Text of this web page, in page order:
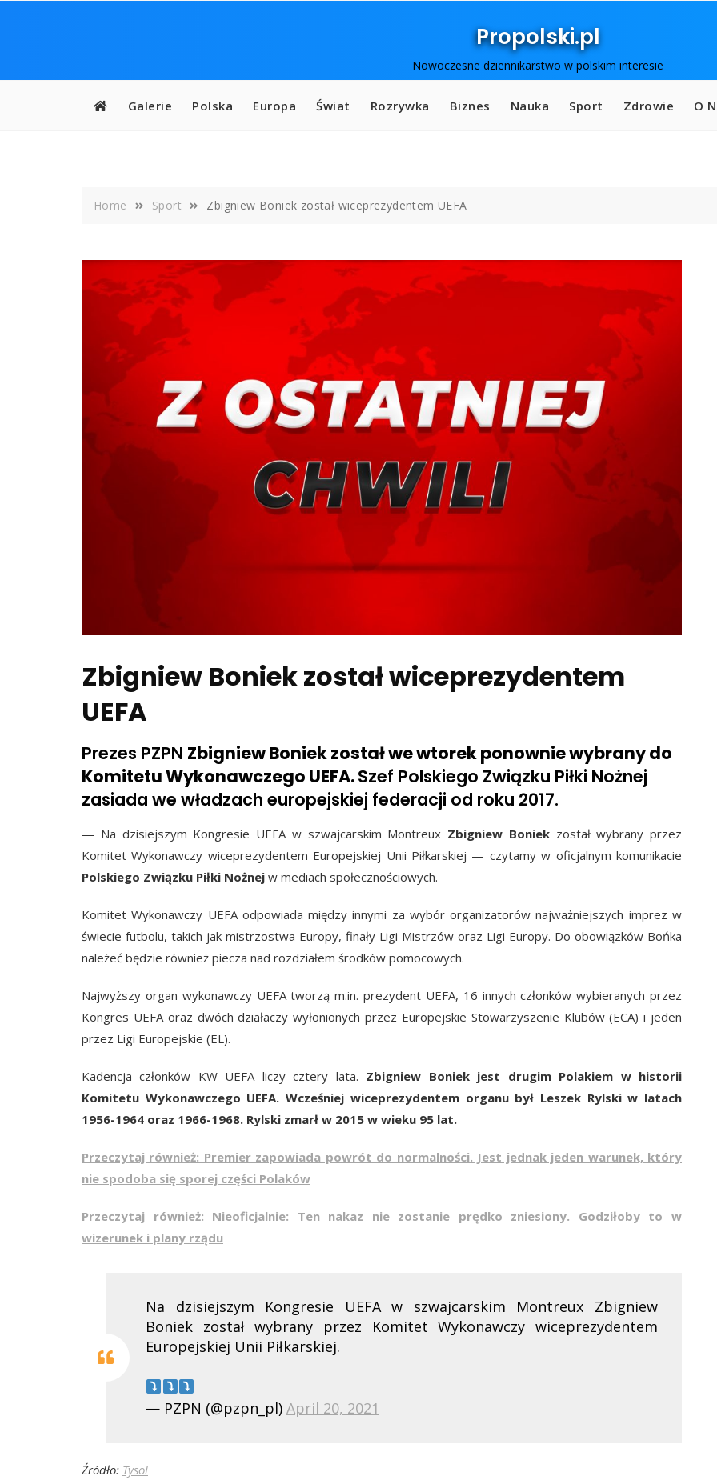
Propolski.pl
Nowoczesne dziennikarstwo w polskim interesie
Galerie Polska Europa Świat Rozrywka Biznes Nauka Sport Zdrowie O
Home Sport Zbigniew Boniek został wiceprezydentem UEFA
Zbigniew Boniek został wiceprezydentem
UEFA
Prezes PZPN Zbigniew Boniek został we wtorek ponownie wybrany do
Komitetu Wykonawczego UEFA.Szef Polskiego Związku Piłki Nożnej
zasiada we władzach europejskiej federacji od roku 2017.
— Na dzisiejszym Kongresie UEFA w szwajcarskim Montreux Zbigniew Boniekzostał wybrany przez
Komitet Wykonawczy wiceprezydentem Europejskiej Unii Piłkarskiej — czytamy w oficjalnym komunikacie
Polskiego Związku Piłki Nożnej w mediach społecznościowych.
Komitet Wykonawczy UEFA odpowiada między innymi za wybór organizatorów najważniejszych imprez w
świecie futbolu, takich jak mistrzostwa Europy, finały Ligi Mistrzów oraz Ligi Europy. Do obowiązków Bońka
należeć będzie również piecza nad rozdziałem środków pomocowych.
Najwyższy organ wykonawczy UEFA tworzą m.in. prezydent UEFA, 16 innych członków wybieranych przez
Kongres UEFA oraz dwóch działaczy wyłonionych przez Europejskie Stowarzyszenie Klubów (ECA) i jeden
przez Ligi Europejskie (EL).
Kadencja członków KW UEFA liczy cztery lata. Zbigniew Boniek jest drugim Polakiem w historii
Komitetu Wykonawczego UEFA. Wcześniej wiceprezydentem organu był Leszek Rylski w latach
1956-1964 oraz 1966-1968. Rylski zmarł w 2015 w wieku 95 lat.
Przeczytaj również: Premier zapowiada powrót do normalności. Jest jednak jeden warunek, który
nie spodoba się sporej części Polaków
Przeczytaj również: Nieoficjalnie: Ten nakaz nie zostanie prędko zniesiony. Godziłoby to w
wizerunek i plany rządu
Na dzisiejszym Kongresie UEFA w szwajcarskim Montreux Zbigniew
Boniek został wybrany przez Komitet Wykonawczy wiceprezydentem
Europejskiej Unii Piłkarskiej.
— PZPN (@pzpn_pl) April 20, 2021
Źródło: Tysol